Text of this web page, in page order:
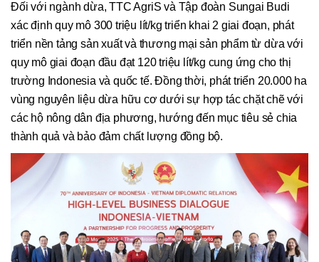
Đối với ngành dừa, TTC AgriS và Tập đoàn Sungai Budi
xác định quy mô 300 triệu lít/kg triển khai 2 giai đoạn, phát
triển nền tảng sản xuất và thương mại sản phẩm từ dừa với
quy mô giai đoạn đầu đạt 120 triệu lít/kg cung ứng cho thị
trường Indonesia và quốc tế. Đồng thời, phát triển 20.000 ha
vùng nguyên liệu dừa hữu cơ dưới sự hợp tác chặt chẽ với
các hộ nông dân địa phương, hướng đến mục tiêu sẻ chia
thành quả và bảo đảm chất lượng đồng bộ.